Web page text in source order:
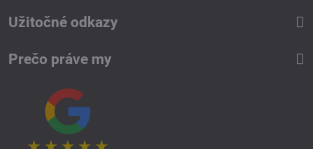
Užitočné odkazy
Prečo práve my